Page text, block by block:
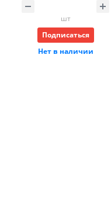
шт
Подписаться
Нет в наличии